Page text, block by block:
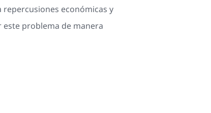
económicas y
problema de manera